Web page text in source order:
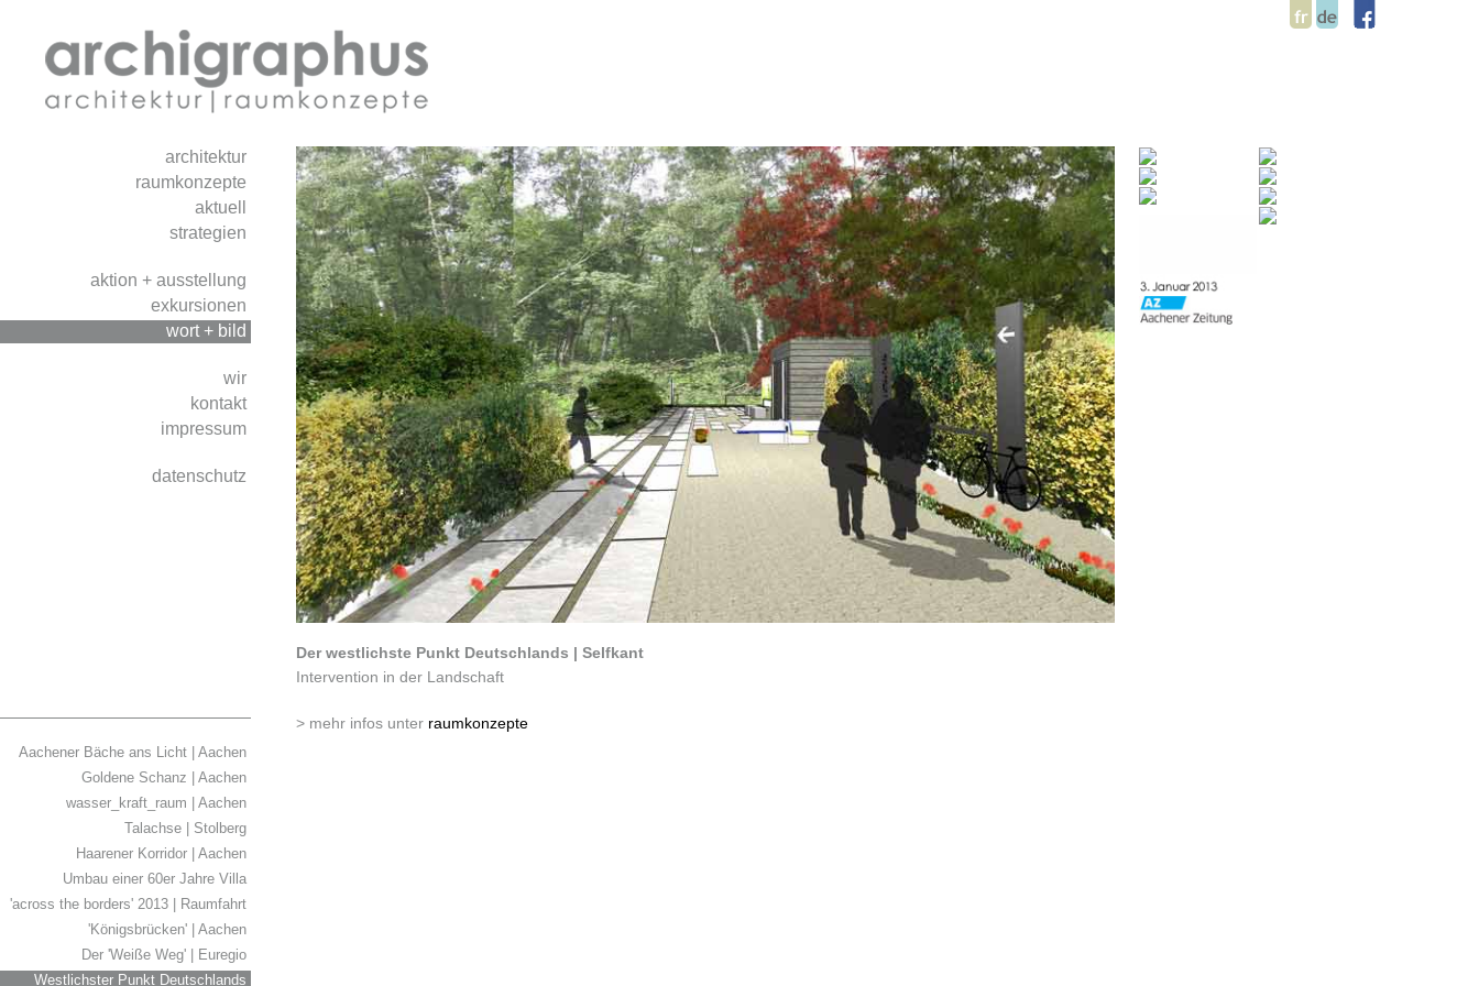
architektur
raumkonzepte
aktuell
strategien
aktion + ausstellung
exkursionen
wort + bild
wir
kontakt
impressum
datenschutz
Aachener Bäche ans Licht | Aachen
Goldene Schanz | Aachen
wasser_kraft_raum | Aachen
Talachse | Stolberg
Haarener Korridor | Aachen
Umbau einer 60er Jahre Villa
'across the borders' 2013 | Raumfahrt
'Königsbrücken' | Aachen
Der 'Weiße Weg' | Euregio
Westlichster Punkt Deutschlands
Der westlichste Punkt Deutschlands | Selfkant
Intervention in der Landschaft
> mehr infos unter raumkonzepte